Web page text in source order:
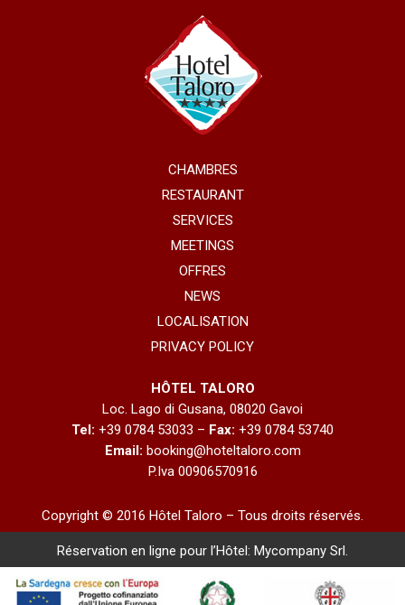
CHAMBRES
RESTAURANT
SERVICES
MEETINGS
OFFRES
NEWS
LOCALISATION
PRIVACY POLICY
HÔTEL TALORO
Loc. Lago di Gusana, 08020 Gavoi
Tel: +39 0784 53033 – Fax: +39 0784 53740
Email: booking@hoteltaloro.com
P.Iva 00906570916
Copyright © 2016 Hôtel Taloro – Tous droits réservés.
Réservation en ligne pour l’Hôtel: Mycompany Srl.